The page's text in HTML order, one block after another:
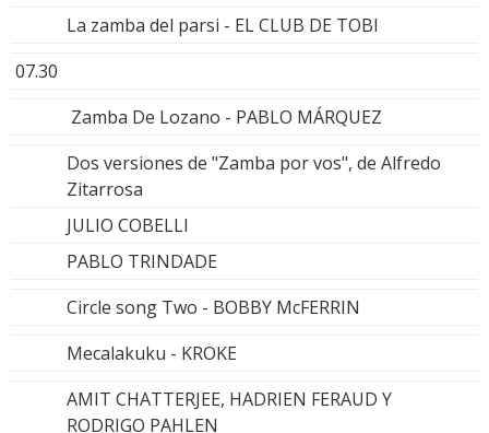
La zamba del parsi - EL CLUB DE TOBI
07.30
Zamba De Lozano - PABLO MÁRQUEZ
Dos versiones de "Zamba por vos", de Alfredo
Zitarrosa
JULIO COBELLI
PABLO TRINDADE
Circle song Two - BOBBY McFERRIN
Mecalakuku - KROKE
AMIT CHATTERJEE, HADRIEN FERAUD Y
RODRIGO PAHLEN